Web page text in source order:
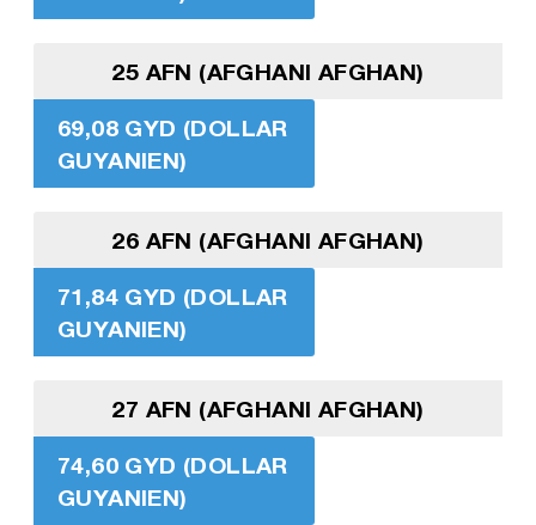
25 AFN (AFGHANI AFGHAN)
69,08 GYD (DOLLAR
GUYANIEN)
26 AFN (AFGHANI AFGHAN)
71,84 GYD (DOLLAR
GUYANIEN)
27 AFN (AFGHANI AFGHAN)
74,60 GYD (DOLLAR
GUYANIEN)